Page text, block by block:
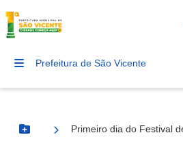
Prefeitura de São Vicente
Botão Menu
Primeiro dia do Festival